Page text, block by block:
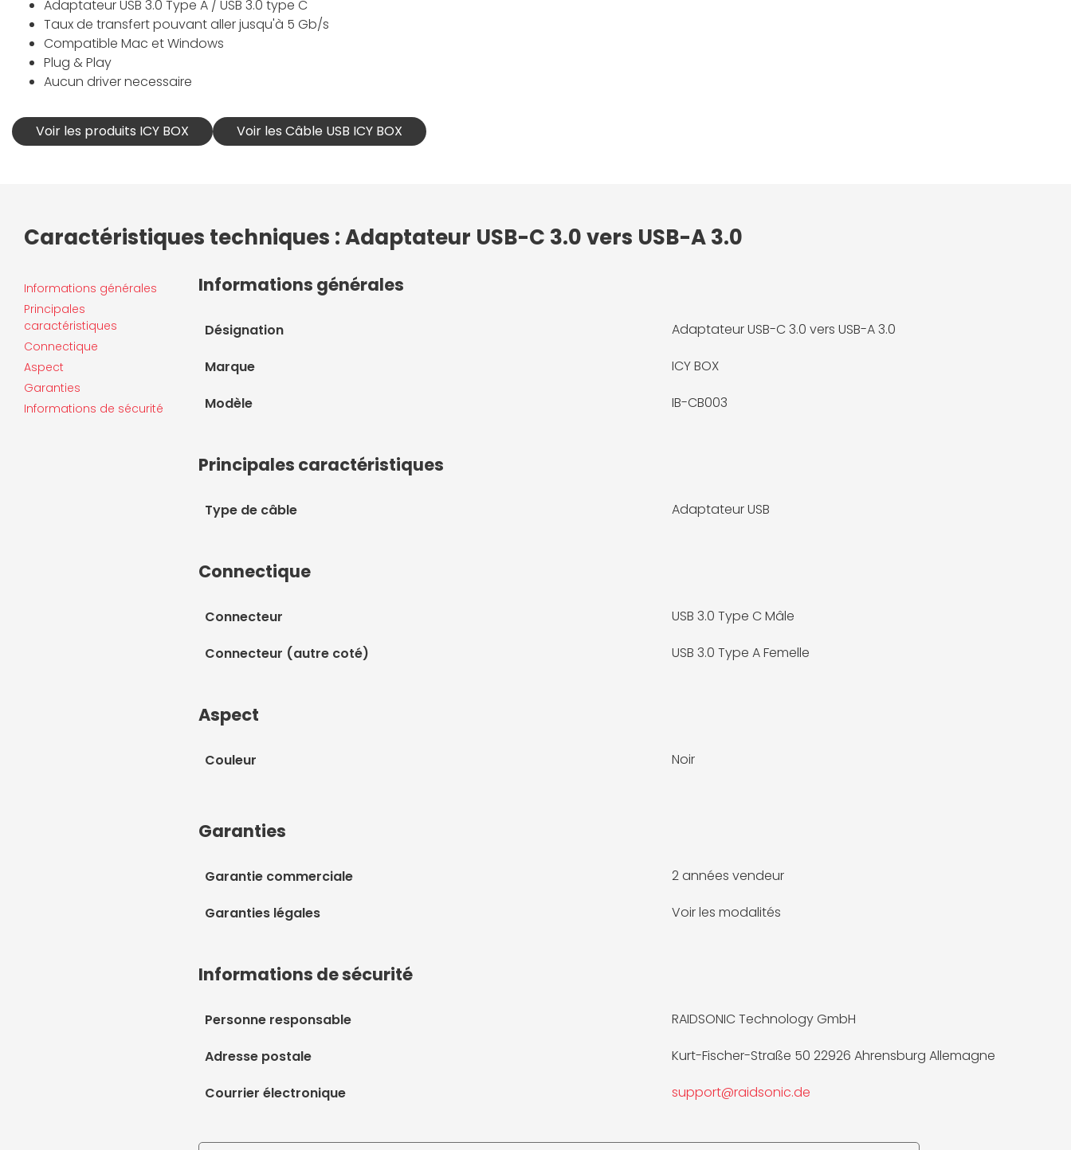
Adaptateur USB 3.0 Type A / USB 3.0 type C
Taux de transfert pouvant aller jusqu'à 5 Gb/s
Compatible Mac et Windows
Plug & Play
Aucun driver necessaire
Voir les produits ICY BOX Voir les Câble USB ICY BOX
Caractéristiques techniques : Adaptateur USB-C 3.0 vers USB-A 3.0
Informations générales
Principales
caractéristiques
Connectique
Aspect
Garanties
Informations de sécurité
Informations générales
Désignation Adaptateur USB-C 3.0 vers USB-A 3.0
Marque ICY BOX
Modèle IB-CB003
Principales caractéristiques
Type de câble Adaptateur USB
Connectique
Connecteur USB 3.0 Type C Mâle
Connecteur (autre coté) USB 3.0 Type A Femelle
Aspect
Couleur Noir
Garanties
Garantie commerciale 2 années vendeur
Garanties légales Voir les modalités
Informations de sécurité
Personne responsable RAIDSONIC Technology GmbH
Adresse postale Kurt-Fischer-Straße 50 22926 Ahrensburg Allemagne
Courrier électronique support@raidsonic.de